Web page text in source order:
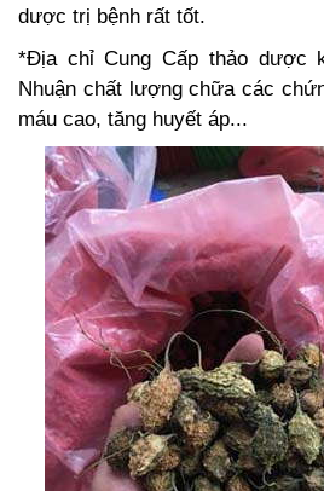
dược trị bệnh rất tốt.
*Địa chỉ Cung Cấp thảo dược
Nhuận chất lượng chữa các
máu cao, tăng huyết áp...